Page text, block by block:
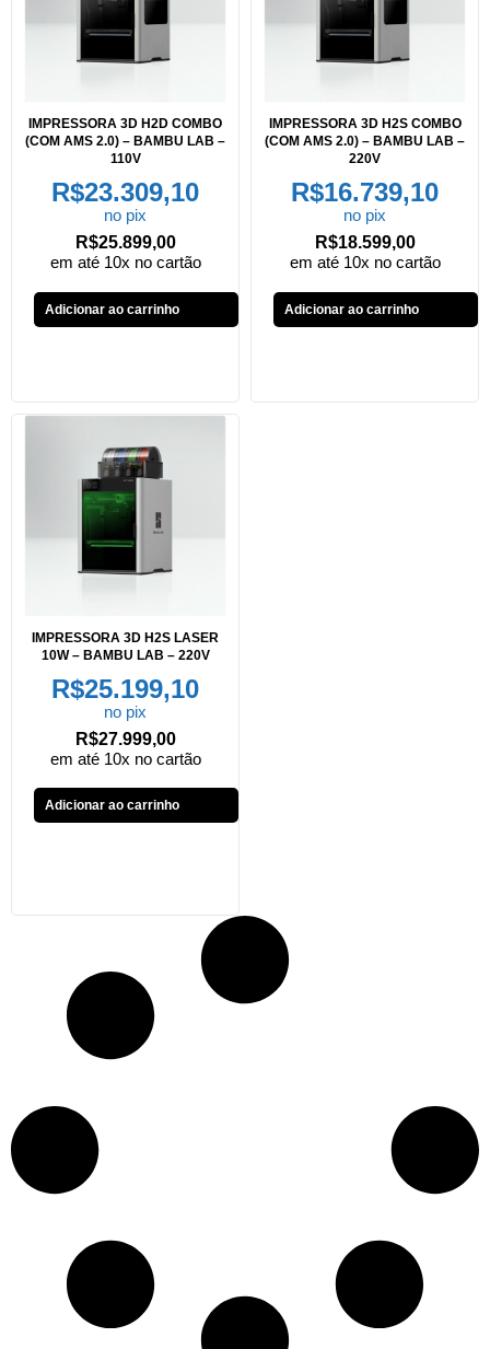
IMPRESSORA 3D H2D COMBO
(COM AMS 2.0) – BAMBU LAB –
110V
R$23.309,10
no pix
R$25.899,00
em até 10x no cartão
Adicionar ao carrinho
IMPRESSORA 3D H2S COMBO
(COM AMS 2.0) – BAMBU LAB –
220V
R$16.739,10
no pix
R$18.599,00
em até 10x no cartão
Adicionar ao carrinho
IMPRESSORA 3D H2S LASER
10W – BAMBU LAB – 220V
R$25.199,10
no pix
R$27.999,00
em até 10x no cartão
Adicionar ao carrinho